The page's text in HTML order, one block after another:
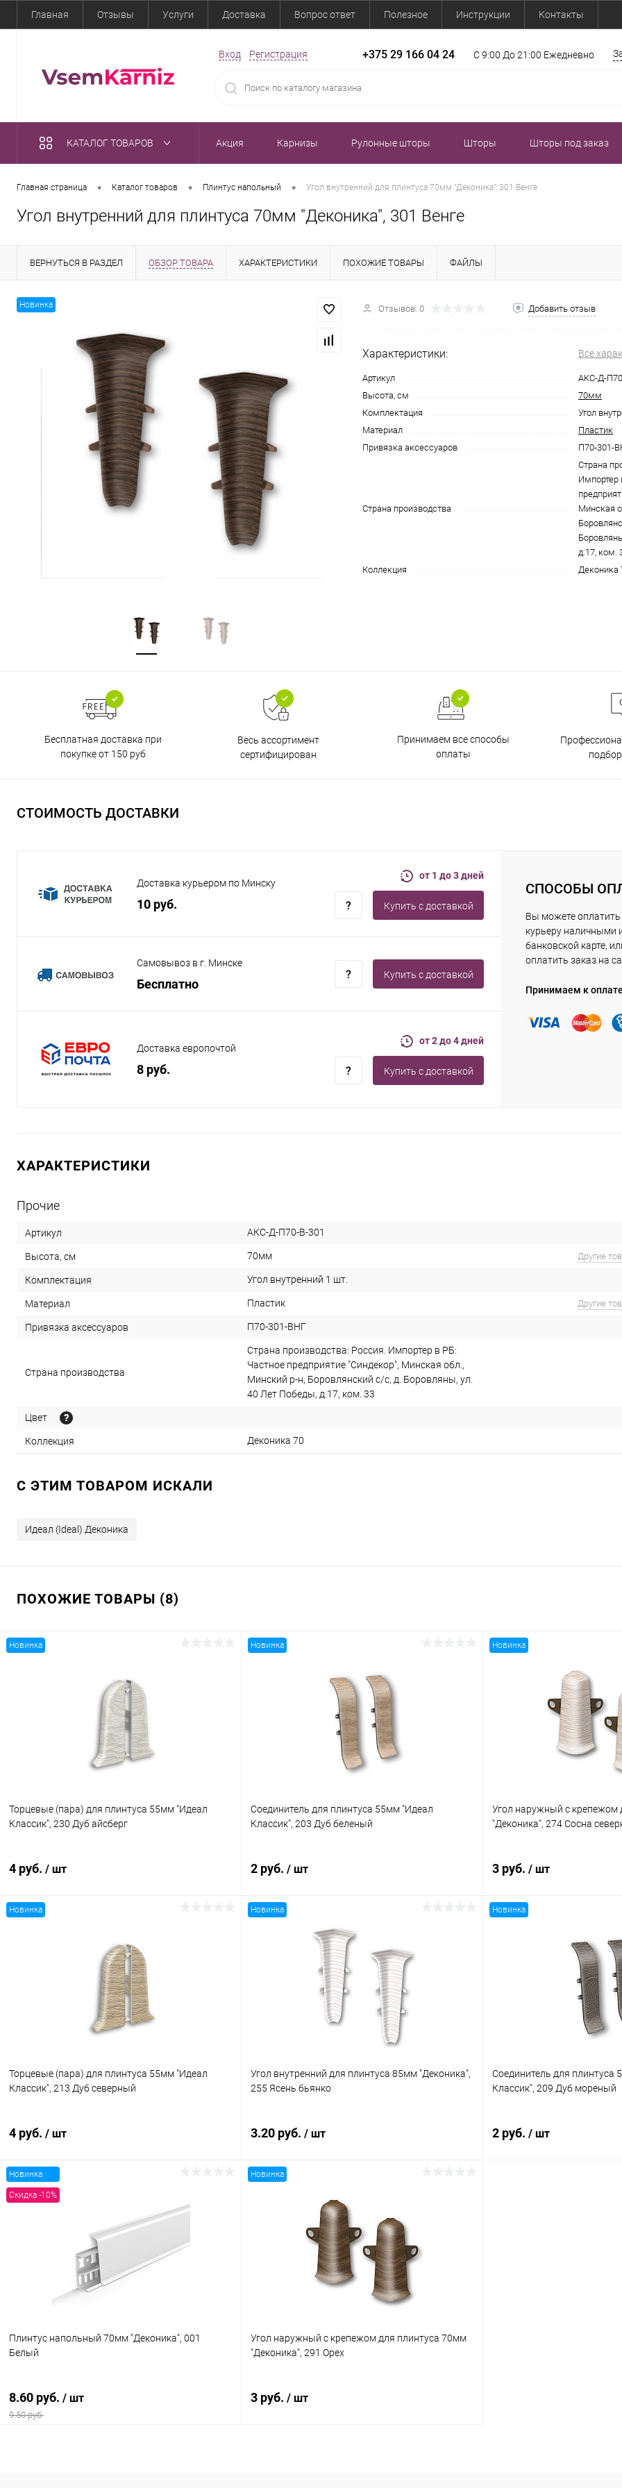
Главная Отзывы Услуги Доставка Вопрос ответ Полезное Инструкции Контакты
Вход Регистрация +375 29 166 04 24 С 9:00 До 21:00 Ежедневно
КАТАЛОГ ТОВАРОВ Акция Карнизы Рулонные шторы Шторы Шторы под заказ
Главная страница • Каталог товаров • Плинтус напольный • Угол внутренний для плинтуса 70мм "Деконика", 301 Венге
Угол внутренний для плинтуса 70мм "Деконика", 301 Венге
ВЕРНУТЬСЯ В РАЗДЕЛ ОБЗОР ТОВАРА ХАРАКТЕРИСТИКИ ПОХОЖИЕ ТОВАРЫ ФАЙЛЫ
Новинка Отзывов: 0 Добавить отзыв
Характеристики: Все
Артикул
АКС-Д-
Высота, см
70мм
Комплектация
Угол
Материал
Пластик
Привязка аксессуаров
П70-301-
Страна производства
Страна
Импортер
Минская
д.17, ком.
Коллекция
Деконика
Бесплатная доставка при
покупке от 150 руб
Весь ассортимент
сертифицирован
Принимаем все способы
оплаты
СТОИМОСТЬ ДОСТАВКИ
Доставка курьером по Минску
10 руб.
от 1 до 3 дней
Купить c доставкой
Самовывоз в г. Минске
Бесплатно
Купить c доставкой
Доставка европочтой
8 руб.
от 2 до 4 дней
Купить c доставкой
СПОСОБЫ
Вы можете оплатить
курьеру наличными
банковской карте,
оплатить заказ на
Принимаем к оплате
ХАРАКТЕРИСТИКИ
Прочие
Артикул АКС-Д-П70-В-301
Высота, см 70мм Другие
Комплектация Угол внутренний 1 шт.
Материал Пластик Другие
Привязка аксессуаров П70-301-ВНГ
Страна производства
Страна производства: Россия. Импортер в РБ:
Частное предприятие "Синдекор", Минская обл.,
Минский р-н, Боровлянский с/с, д. Боровляны, ул.
40 Лет Победы, д.17, ком. 33
Цвет
Коллекция Деконика 70
C ЭТИМ ТОВАРОМ ИСКАЛИ
Идеал (Ideal) Деконика
ПОХОЖИЕ ТОВАРЫ (8)
Новинка
Торцевые (пара) для плинтуса 55мм "Идеал
Классик", 230 Дуб айсберг
4 руб. / шт
В наличии
Новинка
Соединитель для плинтуса 55мм "Идеал
Классик", 203 Дуб беленый
2 руб. / шт
Купить в 1 клик Сравнение
В наличии
Новинка
Угол наружный с крепежом
"Деконика", 274 Сосна
3 руб. / шт
Новинка
Торцевые (пара) для плинтуса 55мм "Идеал
Классик", 213 Дуб северный
4 руб. / шт
Сравнение
В наличии
Новинка
Угол внутренний для плинтуса 85мм "Деконика",
255 Ясень бьянко
3.20 руб. / шт
Купить в 1 клик Сравнение
В избранное В наличии
Новинка
Соединитель для плинтуса
Классик", 209 Дуб мореный
2 руб. / шт
Новинка
Скидка -10%
Плинтус напольный 70мм "Деконика", 001
Белый
8.60 руб. / шт
9.50 руб.
Новинка
Угол наружный с крепежом для плинтуса 70мм
"Деконика", 291 Орех
3 руб. / шт